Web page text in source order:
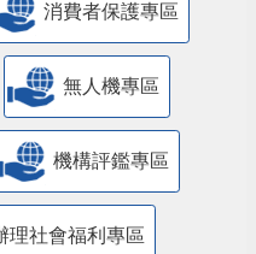
消費者保護專區
無人機專區
機構評鑑專區
理社會福利專區